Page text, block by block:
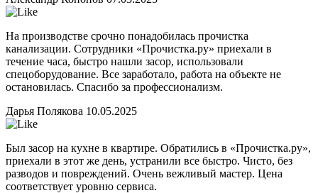
На производстве срочно понадобилась прочистка
канализации. Сотрудники «Прочистка.ру» приехали в
течение часа, быстро нашли засор, использовали
спецоборудование. Все заработало, работа на объекте не
остановилась. Спасибо за профессионализм.
Дарья Полякова 10.05.2025
Был засор на кухне в квартире. Обратились в «Прочистка.ру»,
приехали в этот же день, устранили все быстро. Чисто, без
разводов и повреждений. Очень вежливый мастер. Цена
соответствует уровню сервиса.